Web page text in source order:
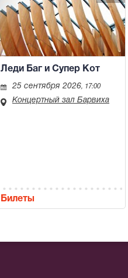
Леди Баг и Супер Кот
25 сентября 2026, 17:00
Концертный зал Барвиха
Билеты